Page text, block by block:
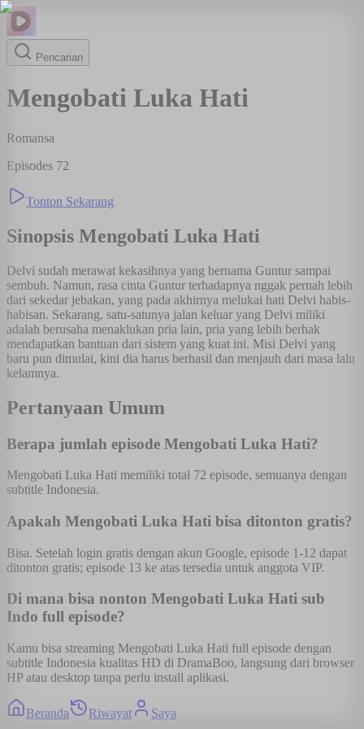
Pencarian
Mengobati Luka Hati
Romansa
Episodes 72
Tonton Sekarang
Sinopsis Mengobati Luka Hati
Delvi sudah merawat kekasihnya yang bernama Guntur sampai
sembuh. Namun, rasa cinta Guntur terhadapnya nggak pernah lebih
dari sekedar jebakan, yang pada akhirnya melukai hati Delvi habis-
habisan. Sekarang, satu-satunya jalan keluar yang Delvi miliki
adalah berusaha menaklukan pria lain, pria yang lebih berhak
mendapatkan bantuan dari sistem yang kuat ini. Misi Delvi yang
baru pun dimulai, kini dia harus berhasil dan menjauh dari masa lalu
kelamnya.
Pertanyaan Umum
Berapa jumlah episode Mengobati Luka Hati?
Mengobati Luka Hati memiliki total 72 episode, semuanya dengan
subtitle Indonesia.
Apakah Mengobati Luka Hati bisa ditonton gratis?
Bisa. Setelah login gratis dengan akun Google, episode 1-12 dapat
ditonton gratis; episode 13 ke atas tersedia untuk anggota VIP.
Di mana bisa nonton Mengobati Luka Hati sub
Indo full episode?
Kamu bisa streaming Mengobati Luka Hati full episode dengan
subtitle Indonesia kualitas HD di DramaBoo, langsung dari browser
HP atau desktop tanpa perlu install aplikasi.
Beranda Riwayat Saya